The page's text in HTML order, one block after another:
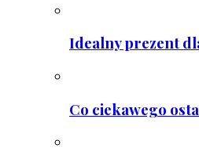
Idealny prezent
Co ciekawego